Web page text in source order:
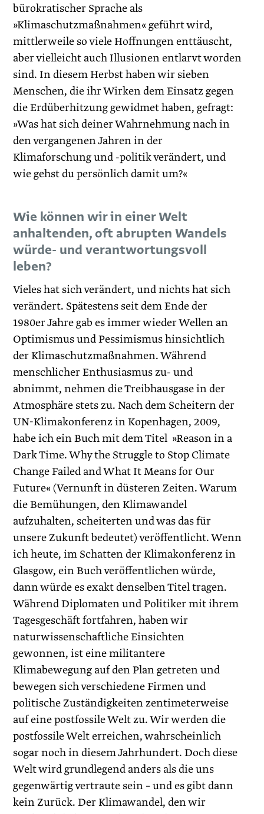
bürokratischer Sprache als
»Klimaschutzmaßnahmen« geführt wird,
mittlerweile so viele Hoffnungen enttäuscht,
aber vielleicht auch Illusionen entlarvt worden
sind. In diesem Herbst haben wir sieben
Menschen, die ihr Wirken dem Einsatz gegen
die Erdüberhitzung gewidmet haben, gefragt:
»Was hat sich deiner Wahrnehmung nach in
den vergangenen Jahren in der
Klimaforschung und -politik verändert, und
wie gehst du persönlich damit um?«
Wie können wir in einer Welt
anhaltenden, oft abrupten Wandels
würde- und verantwortungsvoll
leben?
Vieles hat sich verändert, und nichts hat sich
verändert. Spätestens seit dem Ende der
1980er Jahre gab es immer wieder Wellen an
Optimismus und Pessimismus hinsichtlich
der Klimaschutzmaßnahmen. Während
menschlicher Enthusiasmus zu- und
abnimmt, nehmen die Treibhausgase in der
Atmosphäre stets zu. Nach dem Scheitern der
UN-Klimakonferenz in Kopenhagen, 2009,
habe ich ein Buch mit dem Titel »Reason in a
Dark Time. Why the Struggle to Stop Climate
Change Failed and What It Means for Our
Future« (Vernunft in düsteren Zeiten. Warum
die Bemühungen, den Klimawandel
aufzuhalten, scheiterten und was das für
unsere Zukunft bedeutet) veröffentlicht. Wenn
ich heute, im Schatten der Klimakonferenz in
Glasgow, ein Buch veröffentlichen würde,
dann würde es exakt denselben Titel tragen.
Während Diplomaten und Politiker mit ihrem
Tagesgeschäft fortfahren, haben wir
naturwissenschaftliche Einsichten
gewonnen, ist eine militantere
Klimabewegung auf den Plan getreten und
bewegen sich verschiedene Firmen und
politische Zuständigkeiten zentimeterweise
auf eine postfossile Welt zu. Wir werden die
postfossile Welt erreichen, wahrscheinlich
sogar noch in diesem Jahrhundert. Doch diese
Welt wird grundlegend anders als die uns
gegenwärtig vertraute sein – und es gibt dann
kein Zurück. Der Klimawandel, den wir